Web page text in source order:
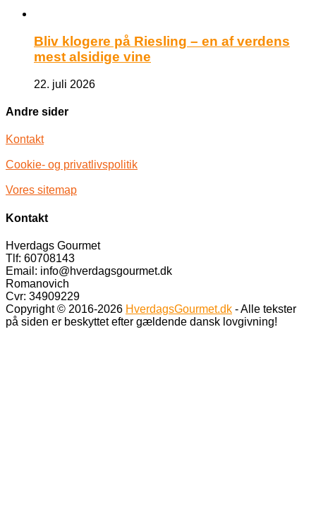
Bliv klogere på Riesling – en af verdens
mest alsidige vine
22. juli 2026
Andre sider
Kontakt
Cookie- og privatlivspolitik
Vores sitemap
Kontakt
Hverdags Gourmet
Tlf: 60708143
Email: info@hverdagsgourmet.dk
Romanovich
Cvr: 34909229
Copyright © 2016-2026 HverdagsGourmet.dk - Alle tekster
på siden er beskyttet efter gældende dansk lovgivning!